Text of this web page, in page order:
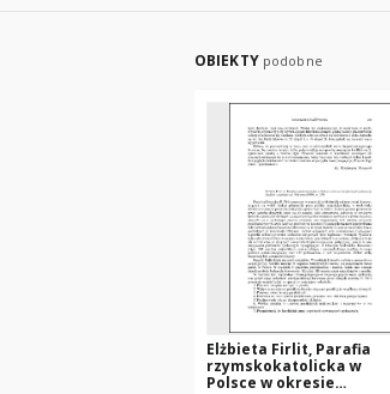
OBIEKTY podobne
Elżbieta Firlit, Parafia
rzymskokatolicka w
Polsce w okresie